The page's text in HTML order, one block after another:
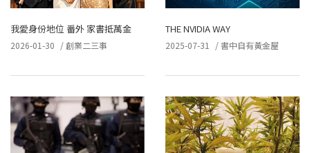
我愛身份地位 番外 家書抵萬金
2026-01-30 /創業二三事
THE NVIDIA WAY
2025-07-31 /書中自有黃金屋